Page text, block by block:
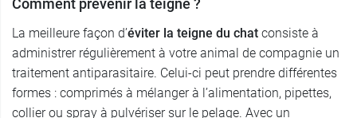
Comment prévenir la teigne ?
La meilleure façon d’éviter la teigne du chat consiste à
administrer régulièrement à votre animal de compagnie un
traitement antiparasitaire. Celui-ci peut prendre différentes
formes : comprimés à mélanger à l’alimentation, pipettes,
collier ou spray à pulvériser sur le pelage. Avec un